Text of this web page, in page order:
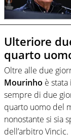
Ulteriore
quarto
Oltre alle due
Mourinho è stata
sempre di due
quarto uomo del
nonostante si sia
dell’arbitro Vincic.